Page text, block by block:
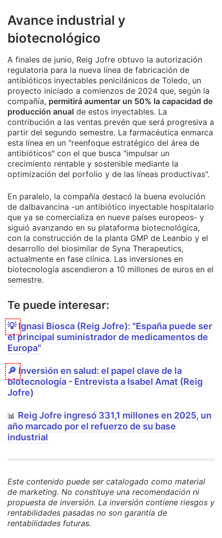
Avance industrial y
biotecnológico
A finales de junio, Reig Jofre obtuvo la autorización
regulatoria para la nueva línea de fabricación de
antibióticos inyectables penicilánicos de Toledo, un
proyecto iniciado a comienzos de 2024 que, según la
compañía, permitirá aumentar un 50% la capacidad de
producción anual de estos inyectables. La
contribución a las ventas prevén que será progresiva a
partir del segundo semestre. La farmacéutica enmarca
esta línea en un "reenfoque estratégico del área de
antibióticos" con el que busca "impulsar un
crecimiento rentable y sostenible mediante la
optimización del porfolio y de las líneas productivas".
En paralelo, la compañía destacó la buena evolución
de dalbavancina -un antibiótico inyectable hospitalario
que ya se comercializa en nueve países europeos- y
siguió avanzando en su plataforma biotecnológica,
con la construcción de la planta GMP de Leanbio y el
desarrollo del biosimilar de Syna Therapeutics,
actualmente en fase clínica. Las inversiones en
biotecnología ascendieron a 10 millones de euros en el
semestre.
Te puede interesar:
💡Ignasi Biosca (Reig Jofre): "España puede ser
el principal suministrador de medicamentos de
Europa"
🔎 Inversión en salud: el papel clave de la
biotecnología - Entrevista a Isabel Amat (Reig
Jofre)
📊 Reig Jofre ingresó 331,1 millones en 2025, un
año marcado por el refuerzo de su base
industrial
Este contenido puede ser catalogado como material
de marketing. No constituye una recomendación ni
propuesta de inversión. La inversión contiene riesgos y
rentabilidades pasadas no son garantía de
rentabilidades futuras.